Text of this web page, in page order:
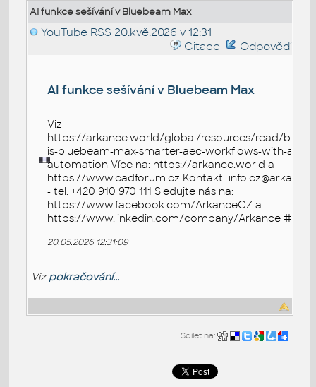
AI funkce sešívání v Bluebeam Max
YouTube RSS 20.kvě.2026 v 12:31
Citace
Odpověď
AI funkce sešívání v Bluebeam Max
Viz
https://arkance.world/global/resources/read/
is-bluebeam-max-smarter-aec-workflows-with-ai-
automation Více na: https://arkance.world a
https://www.cadforum.cz Kontakt:
- tel. +420 910 970 111 Sledujte nás na:
https://www.facebook.com/ArkanceCZ a
https://www.linkedin.com/company/Arkance
20.05.2026 12:31:09
Viz pokračování...
Sdílet na: